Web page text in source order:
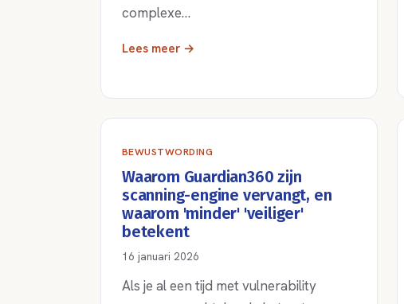
complexe…
Lees meer →
BEWUSTWORDING
Waarom Guardian360 zijn
scanning-engine vervangt, en
waarom 'minder' 'veiliger'
betekent
16 januari 2026
Als je al een tijd met vulnerability